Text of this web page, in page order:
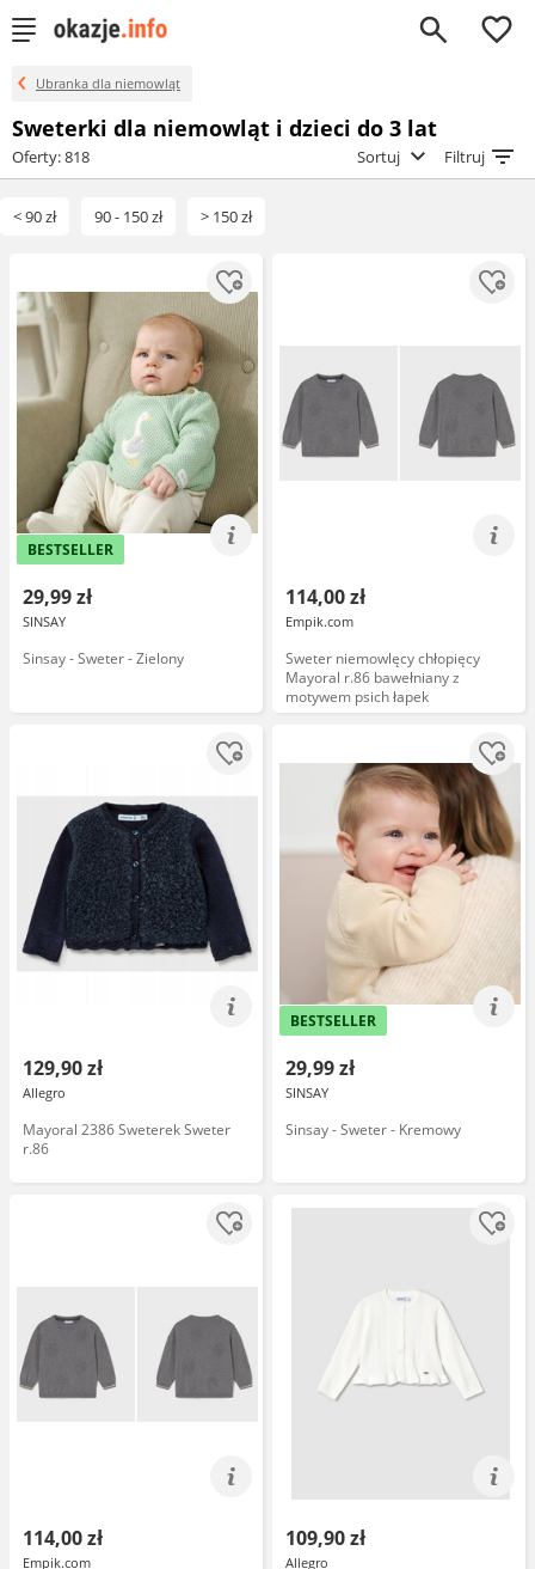
0
Ubranka dla niemowląt
Sweterki dla niemowląt i dzieci do 3 lat
Oferty: 818 Sortuj Filtruj
< 90 zł 90 - 150 zł > 150 zł
BESTSELLER
29,99 zł
SINSAY
Sinsay - Sweter - Zielony
114,00 zł
Empik.com
Sweter niemowlęcy chłopięcy
Mayoral r.86 bawełniany z
motywem psich łapek
129,90 zł
Allegro
Mayoral 2386 Sweterek Sweter
r.86
BESTSELLER
29,99 zł
SINSAY
Sinsay - Sweter - Kremowy
114,00 zł
Empik.com
109,90 zł
Allegro